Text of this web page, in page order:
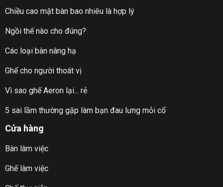
Chiều cao mặt bàn bao nhiêu là hợp lý
Ngồi thế nào cho đúng?
Các loại bàn nâng hạ
Ghế cho người thoát vị
Vì sao ghế Aeron lại... rẻ
5 sai lầm thường gặp làm bạn đau lưng mỏi cổ
Cửa hàng
Bàn làm việc
Ghế làm việc